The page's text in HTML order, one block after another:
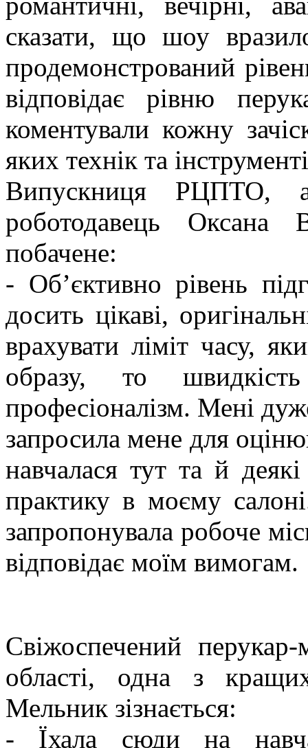
сказати, що шоу
продемонстрований
відповідає рівню
коментували кожну
яких технік та
Випускниця РЦПТО,
роботодавець Оксана
побачене:
- Об’єктивно рівень
досить цікаві,
врахувати ліміт часу,
образу, то
професіоналізм. Мені
запросила мене для
навчалася тут та й
практику в моєму
запропонувала робоче
відповідає моїм вимогам.
Свіжоспечений
області, одна з
Мельник зізнається:
- Їхала сюди на